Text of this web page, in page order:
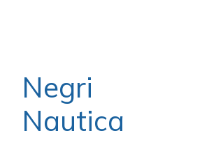
Negri
Nautica